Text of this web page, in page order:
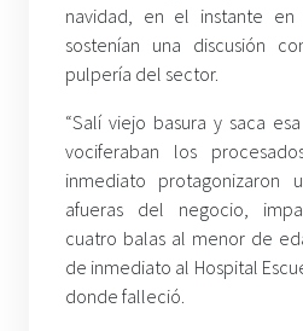
navidad, en el instante en
sostenían una discusión
pulpería del sector.
“Salí viejo basura y saca
vociferaban los
inmediato protagonizaron
afueras del negocio,
cuatro balas al menor de
de inmediato al Hospital
donde falleció.